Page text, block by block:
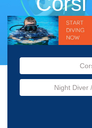
Night Diver